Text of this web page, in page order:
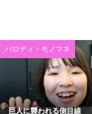
パロディ・モノマネ
巨人に襲われる側目線